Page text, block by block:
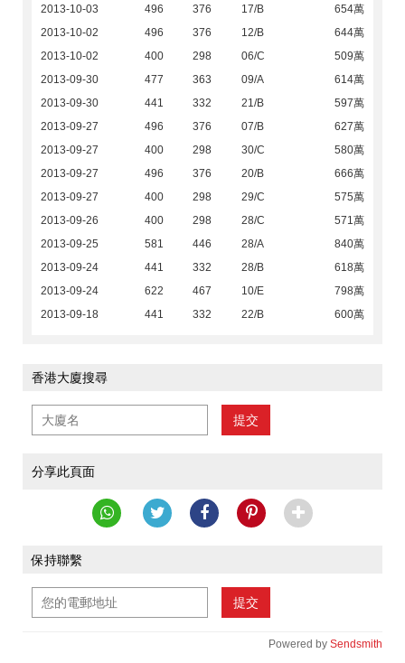
2013-10-03 496 376 17/B
654萬
2013-10-02
496 376 12/B
644萬
2013-10-02
400 298 06/C
509萬
2013-09-30
477 363 09/A
614萬
2013-09-30
441 332 21/B
597萬
2013-09-27
496 376 07/B
627萬
2013-09-27
400 298 30/C
580萬
2013-09-27
496 376 20/B
666萬
2013-09-27
400 298 29/C
575萬
2013-09-26
400 298 28/C
571萬
2013-09-25
581 446 28/A
840萬
2013-09-24
441 332 28/B
618萬
2013-09-24
622 467 10/E
798萬
2013-09-18
441 332 22/B 600萬
香港大廈搜尋
提交
分享此頁面
保持聯繫
提交
Powered by Sendsmith